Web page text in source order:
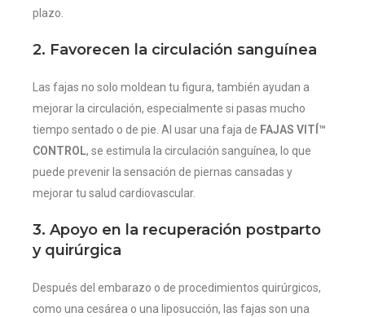
plazo.
2. Favorecen la circulación sanguínea
Las fajas no solo moldean tu figura, también ayudan a
mejorar la circulación, especialmente si pasas mucho
tiempo sentado o de pie. Al usar una faja de FAJAS VITÍ™
CONTROL, se estimula la circulación sanguínea, lo que
puede prevenir la sensación de piernas cansadas y
mejorar tu salud cardiovascular.
3. Apoyo en la recuperación postparto
y quirúrgica
Después del embarazo o de procedimientos quirúrgicos,
como una cesárea o una liposucción, las fajas son una